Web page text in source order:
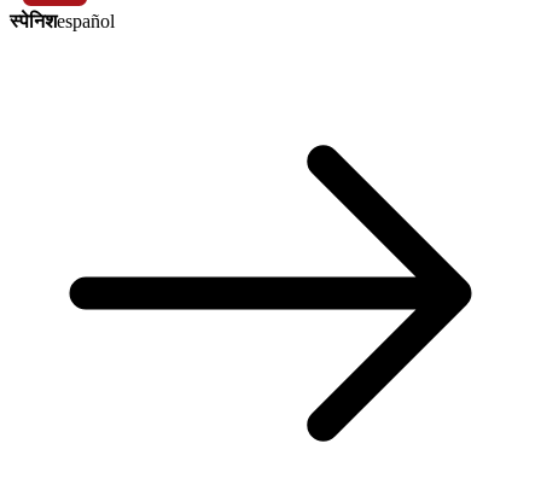
स्पेनिशespañol